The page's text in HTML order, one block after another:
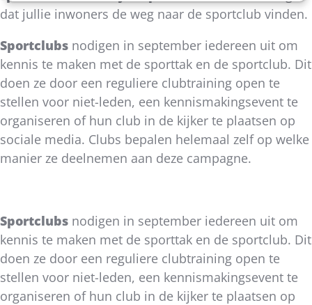
dat jullie inwoners de weg naar de sportclub vinden.
Sportclubs nodigen in september iedereen uit om
kennis te maken met de sporttak en de sportclub. Dit
doen ze door een reguliere clubtraining open te
stellen voor niet-leden, een kennismakingsevent te
organiseren of hun club in de kijker te plaatsen op
sociale media. Clubs bepalen helemaal zelf op welke
manier ze deelnemen aan deze campagne.
Sportclubs nodigen in september iedereen uit om
kennis te maken met de sporttak en de sportclub. Dit
doen ze door een reguliere clubtraining open te
stellen voor niet-leden, een kennismakingsevent te
organiseren of hun club in de kijker te plaatsen op